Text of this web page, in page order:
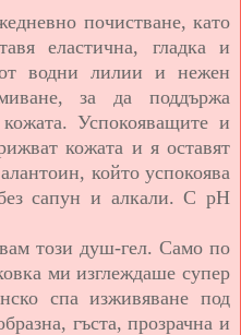
почистване, като
еластична, гладка и
водни лилии и нежен
за да поддържа
Успокояващите и
кожата и я оставят
който успокоява
сапун и алкали. С рН
този душ-гел. Само по
ми изглеждаше супер
спа изживяване под
гъста, прозрачна и